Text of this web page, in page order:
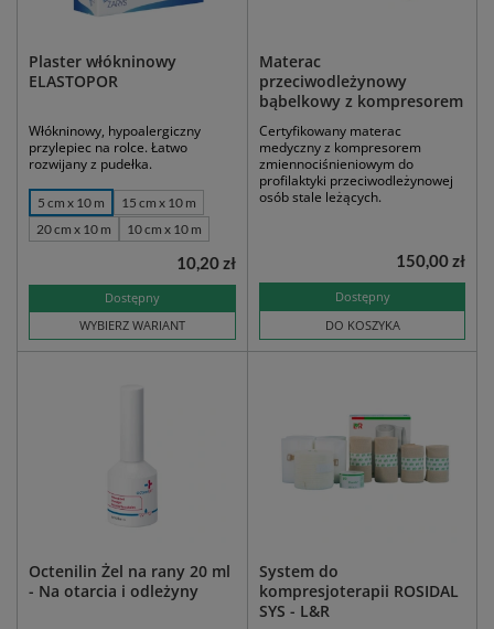
Plaster włókninowy
ELASTOPOR
Włókninowy, hypoalergiczny
przylepiec na rolce. Łatwo
rozwijany z pudełka.
5 cm x 10 m
15 cm x 10 m
20 cm x 10 m
10 cm x 10 m
Dostępny
WYBIERZ WARIANT
10,20 zł
Materac
przeciwodleżynowy
bąbelkowy z kompresorem
Certyfikowany materac
medyczny z kompresorem
zmiennociśnieniowym do
profilaktyki przeciwodleżynowej
osób stale leżących.
Dostępny
DO KOSZYKA
150,00 zł
Octenilin Żel na rany 20 ml
- Na otarcia i odleżyny
System do
kompresjoterapii ROSIDAL
SYS - L&R